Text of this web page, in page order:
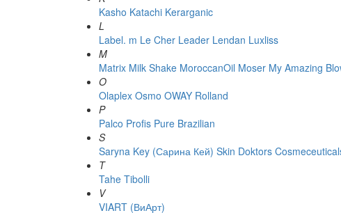
Kasho Katachi Kerarganic
L
Label. m Le Cher Leader Lendan Luxliss
M
Matrix Milk Shake MoroccanOil Moser My Amazing
O
Olaplex Osmo OWAY Rolland
P
Palco Profis Pure Brazilian
S
Saryna Key (Сарина Кей) Skin Doktors
T
Tahe Tibolli
V
VIART (ВиАрт)